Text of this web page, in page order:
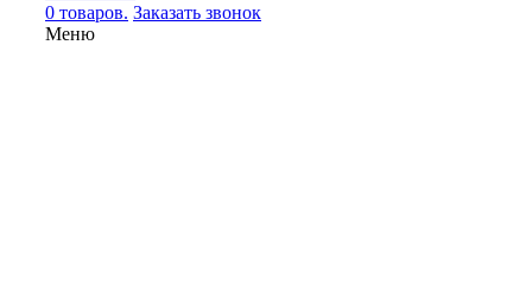
0 товаров. Заказать звонок
Меню